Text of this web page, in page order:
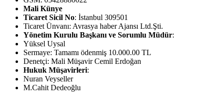
Mali Künye
Ticaret Sicil No: İstanbul 309501
Ticaret Ünvanı: Avrasya haber Ajansı Ltd.Şti.
Yönetim Kurulu Başkanı ve Sorumlu Müdür:
Yüksel Uysal
Sermaye: Tamamı ödenmiş 10.000.00 TL
Denetçi: Mali Müşavir Cemil Erdoğan
Hukuk Müşavirleri:
Nuran Veyseller
M.Cahit Dedeoğlu